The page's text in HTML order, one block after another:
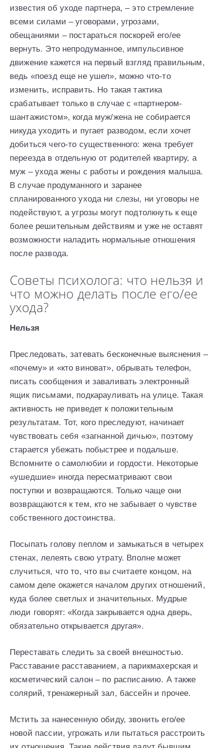
известия об уходе партнера, – это стремление
всеми силами – уговорами, угрозами,
обещаниями – постараться поскорей его/ее
вернуть. Это непродуманное, импульсивное
движение кажется на первый взгляд правильным,
ведь «поезд еще не ушел», можно что-то
изменить, исправить. Но такая тактика
срабатывает только в случае с «партнером-
шантажистом», когда муж/жена не собирается
никуда уходить и пугает разводом, если хочет
добиться чего-то существенного: жена требует
переезда в отдельную от родителей квартиру, а
муж – ухода жены с работы и рождения малыша.
В случае продуманного и заранее
спланированного ухода ни слезы, ни уговоры не
подействуют, а угрозы могут подтолкнуть к еще
более решительным действиям и уже не оставят
возможности наладить нормальные отношения
после развода.
Советы психолога: что нельзя и
что можно делать после его/ее
ухода?
Нельзя
Преследовать, затевать бесконечные выяснения –
«почему» и «кто виноват», обрывать телефон,
писать сообщения и заваливать электронный
ящик письмами, подкарауливать на улице. Такая
активность не приведет к положительным
результатам. Тот, кого преследуют, начинает
чувствовать себя «загнанной дичью», поэтому
старается убежать побыстрее и подальше.
Вспомните о самолюбии и гордости. Некоторые
«ушедшие» иногда пересматривают свои
поступки и возвращаются. Только чаще они
возвращаются к тем, кто не забывает о чувстве
собственного достоинства.
Посыпать голову пеплом и замыкаться в четырех
стенах, лелеять свою утрату. Вполне может
случиться, что то, что вы считаете концом, на
самом деле окажется началом других отношений,
куда более светлых и значительных. Мудрые
люди говорят: «Когда закрывается одна дверь,
обязательно открывается другая».
Переставать следить за своей внешностью.
Расставание расставанием, а парикмахерская и
косметический салон – по расписанию. А также
солярий, тренажерный зал, бассейн и прочее.
Мстить за нанесенную обиду, звонить его/ее
новой пассии, угрожать или пытаться расстроить